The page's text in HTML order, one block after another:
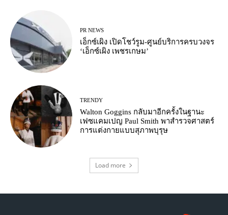
PR NEWS
เอ็กซ์เผิง เปิดโชว์รูม-ศูนย์บริการครบวงจร
‘เอ็กซ์เผิง เพชรเกษม’
TRENDY
Walton Goggins กลับมาอีกครั้งในฐานะ
เฟซแคมเปญ Paul Smith พาสำรวจศาสตร์
การแต่งกายแบบสุภาพบุรุษ
Load more